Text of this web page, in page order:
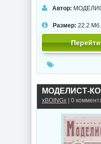
Автор:
Размер: 22.2 Мб.
xBOINGx | 0